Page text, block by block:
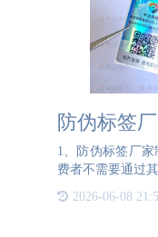
防伪标签
1、防伪标签厂
费者不需要通过
扫描防伪标签上
得到广大消费者
2026-06-08